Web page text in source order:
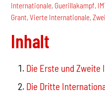
Internationale, Guerillakampf,
Grant,Vierte Internationale,
Inhalt
Die Erste und Zweite
Die Dritte